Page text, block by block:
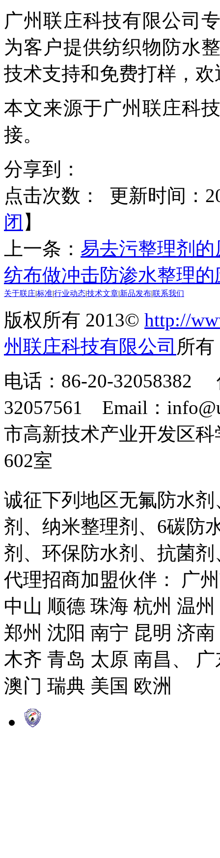
广州联庄科技有限公司
为客户提供纺织物防水
技术支持和免费打样，欢
本文来源于广州联庄科
接。
分享到：
点击次数：
更新时间：
闭 】
上一条： 易去污整理剂
纺布做冲击防渗水整理
关于联庄标准行业动态技术文章 新品发布联系我们
版权所有 2013© http://
州联庄科技有限公司 所
电话：86-20-32058382
32057561 Email：
市高新技术产业开发区
602室
诚征下列地区无氟防水
剂、纳米整理剂、6碳防
剂、环保防水剂、抗菌
代理招商加盟伙伴： 广
中山 顺德 珠海 杭州 温
郑州 沈阳 南宁 昆明 济
木齐 青岛 太原 南昌、
澳门 瑞典 美国 欧洲